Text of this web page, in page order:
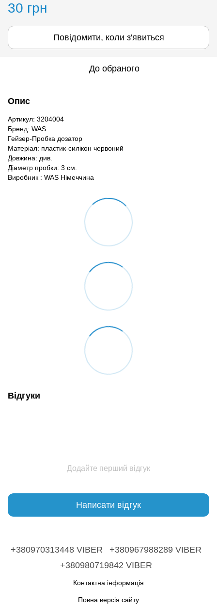
30 грн
Повідомити, коли з'явиться
До обраного
Опис
Артикул: 3204004
Бренд: WAS
Гейзер-Пробка дозатор
Матеріал: пластик-силікон червоний
Довжина: див.
Діаметр пробки: 3 см.
Виробник : WAS Німеччина
Відгуки
Додайте перший відгук
Написати відгук
+380970313448 VIBER
+380967988289 VIBER
+380980719842 VIBER
Контактна інформація
Повна версія сайту